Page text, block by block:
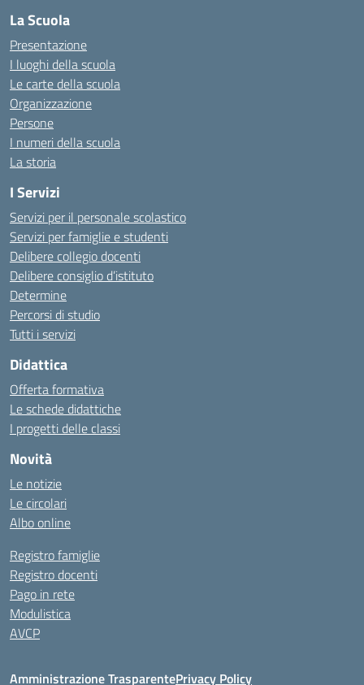
La Scuola
Presentazione
I luoghi della scuola
Le carte della scuola
Organizzazione
Persone
I numeri della scuola
La storia
I Servizi
Servizi per il personale scolastico
Servizi per famiglie e studenti
Delibere collegio docenti
Delibere consiglio d’istituto
Determine
Percorsi di studio
Tutti i servizi
Didattica
Offerta formativa
Le schede didattiche
I progetti delle classi
Novità
Le notizie
Le circolari
Albo online
Registro famiglie
Registro docenti
Pago in rete
Modulistica
AVCP
Amministrazione TrasparentePrivacy Policy